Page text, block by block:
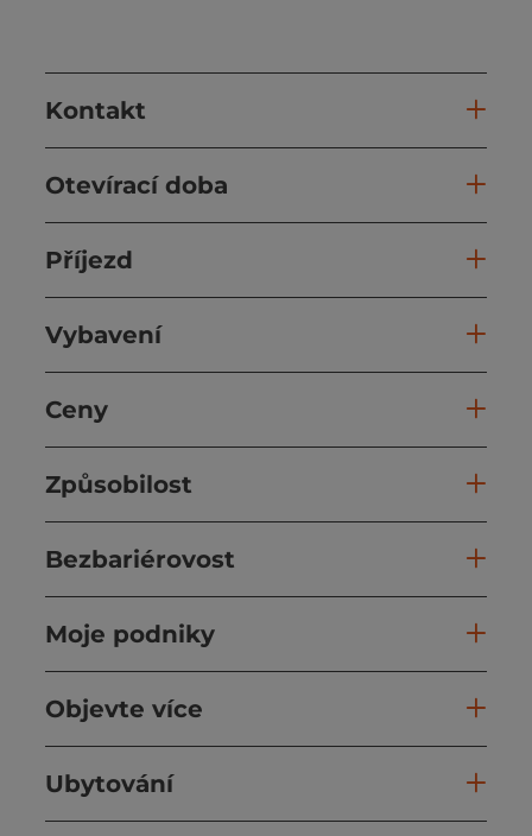
Kontakt
Otevírací doba
Příjezd
Vybavení
Ceny
Způsobilost
Bezbariérovost
Moje podniky
Objevte více
Ubytování